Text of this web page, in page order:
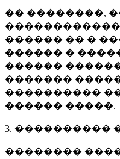
�� ��������,
������ �� �
������ �
������
�������
����������
������ �����.
3. ����������
��������